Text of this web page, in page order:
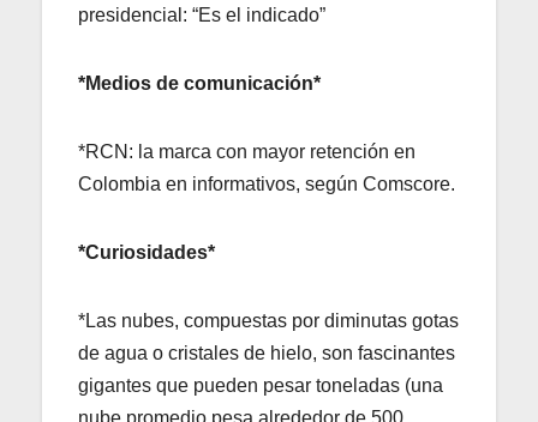
presidencial: “Es el indicado”
*Medios de comunicación*
*RCN: la marca con mayor retención en
Colombia en informativos, según Comscore.
*Curiosidades*
*Las nubes, compuestas por diminutas gotas
de agua o cristales de hielo, son fascinantes
gigantes que pueden pesar toneladas (una
nube promedio pesa alrededor de 500